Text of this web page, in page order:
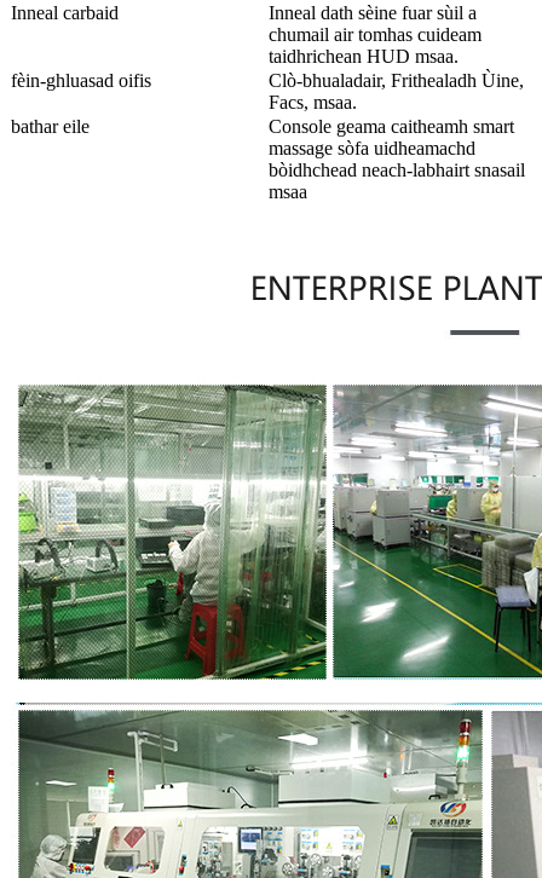
Inneal carbaid
Inneal dath sèine fuar sùil a
chumail air tomhas cuideam
taidhrichean HUD msaa.
fèin-ghluasad oifis
Clò-bhualadair, Frithealadh Ùine,
Facs, msaa.
bathar eile
Console geama caitheamh smart
massage sòfa uidheamachd
bòidhchead neach-labhairt snasail
msaa